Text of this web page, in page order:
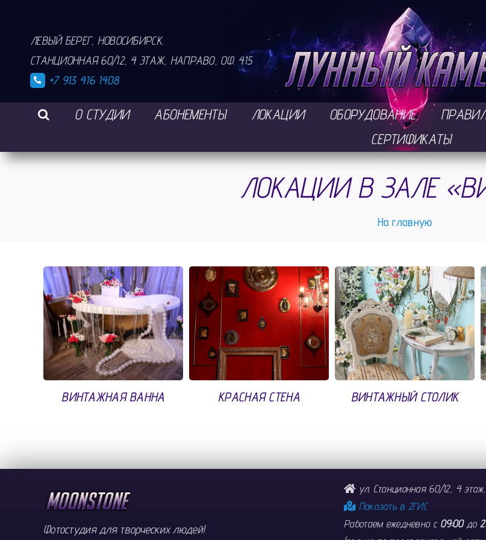
content
ЛЕВЫЙ БЕРЕГ, НОВОСИБИРСК.
СТАНЦИОННАЯ 60/12, 4 ЭТАЖ, НАПРАВО, ОФ. 415
+7 913 416 1408
О СТУДИИ АБОНЕМЕНТЫ ЛОКАЦИИ ОБОРУДОВАНИЕ
СЕРТИФИКАТЫ
ЛОКАЦИИ В ЗАЛЕ
На главную
ВИНТАЖНАЯ ВАННА КРАСНАЯ СТЕНА ВИНТАЖНЫЙ СТОЛИК
Фотостудия для творческих людей!
ул. Станционная 60/12, 4
Показать в 2ГИС
Работаем ежедневно с 09:00до